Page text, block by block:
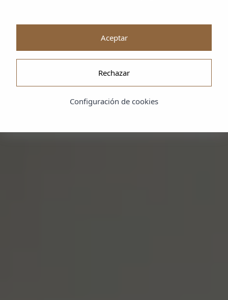
Configuración de cookies
Rechazar
Aceptar